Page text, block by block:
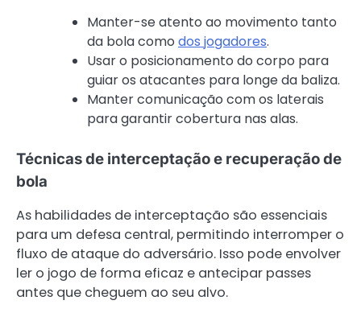
Manter-se atento ao movimento tanto
da bola como dos jogadores.
Usar o posicionamento do corpo para
guiar os atacantes para longe da baliza.
Manter comunicação com os laterais
para garantir cobertura nas alas.
Técnicas de interceptação e recuperação de
bola
As habilidades de interceptação são essenciais
para um defesa central, permitindo interromper o
fluxo de ataque do adversário. Isso pode envolver
ler o jogo de forma eficaz e antecipar passes
antes que cheguem ao seu alvo.